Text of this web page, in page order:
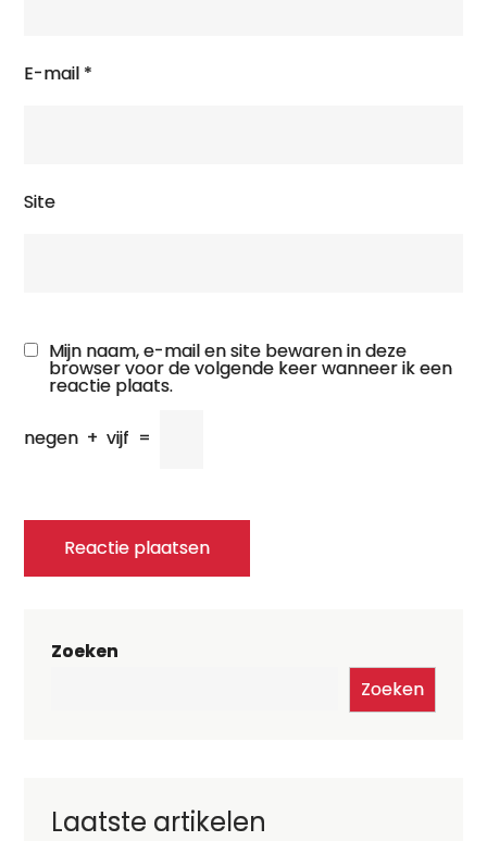
E-mail *
Site
Mijn naam, e-mail en site bewaren in deze
browser voor de volgende keer wanneer ik een
reactie plaats.
negen + vijf =
Zoeken
Zoeken
Laatste artikelen